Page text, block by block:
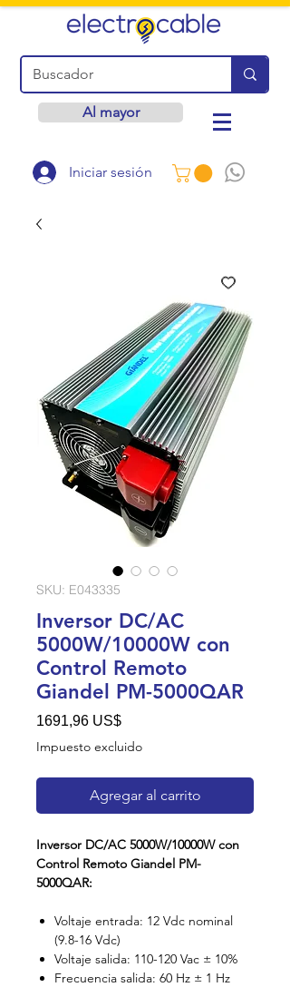
Al mayor
Iniciar sesión
SKU: E043335
Inversor DC/AC
5000W/10000W con
Control Remoto
Giandel PM-5000QAR
1691,96 US$Precio
Impuesto excluido
Agregar al carrito
Inversor DC/AC 5000W/10000W con
Control Remoto Giandel PM-
5000QAR:
Voltaje entrada: 12 Vdc nominal
(9.8-16 Vdc)
Voltaje salida: 110-120 Vac ± 10%
Frecuencia salida: 60 Hz ± 1 Hz